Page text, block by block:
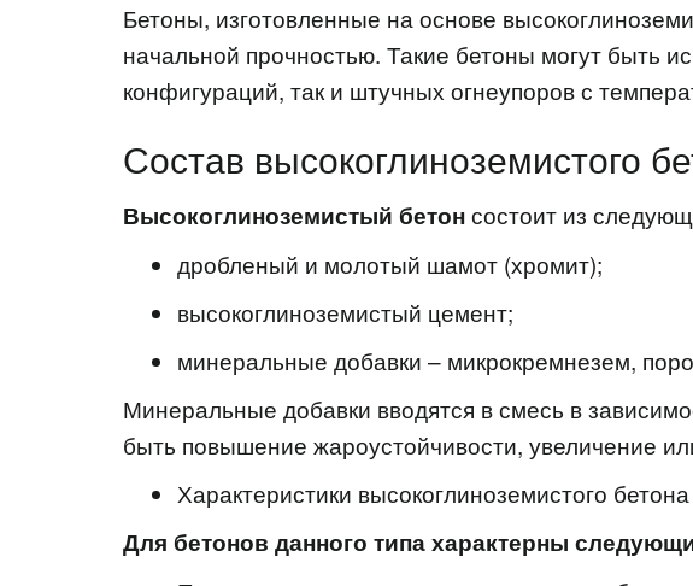
Бетоны, изготовленные на основе
начальной прочностью. Такие бетоны могут быть
конфигураций, так и штучных огнеупоров с
Состав высокоглиноземистого
Высокоглиноземистый бетонсостоит из
дробленый и молотый шамот (хромит);
высокоглиноземистый цемент;
минеральные добавки – микрокремнезем,
Минеральные добавки вводятся в смесь в
быть повышение жароустойчивости, увеличение
Характеристики высокоглиноземистого бетона
Для бетонов данного типа характерны